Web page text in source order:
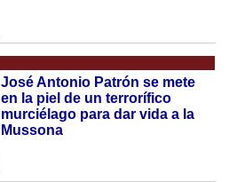
José Antonio Patrón se mete
en la piel de un terrorífico
murciélago para dar vida a la
Mussona